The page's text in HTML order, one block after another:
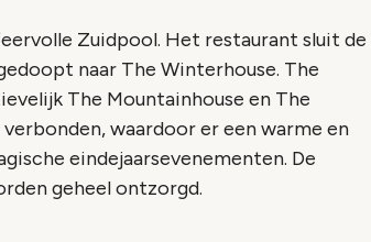
Zuidpool. Het restaurant sluit de
naar The Winterhouse. The
The Mountainhouse en The
waardoor er een warme en
eindejaarsevenementen. De
geheel ontzorgd.